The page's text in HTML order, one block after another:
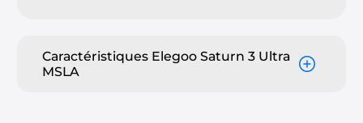
Caractéristiques Elegoo Saturn 3 Ultra
MSLA